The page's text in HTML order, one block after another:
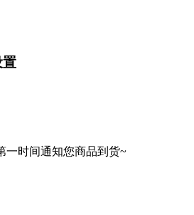
置
一时间通知您商品到货~